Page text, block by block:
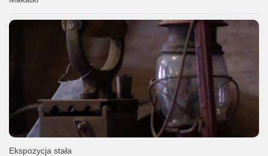
Ekspozycja stała